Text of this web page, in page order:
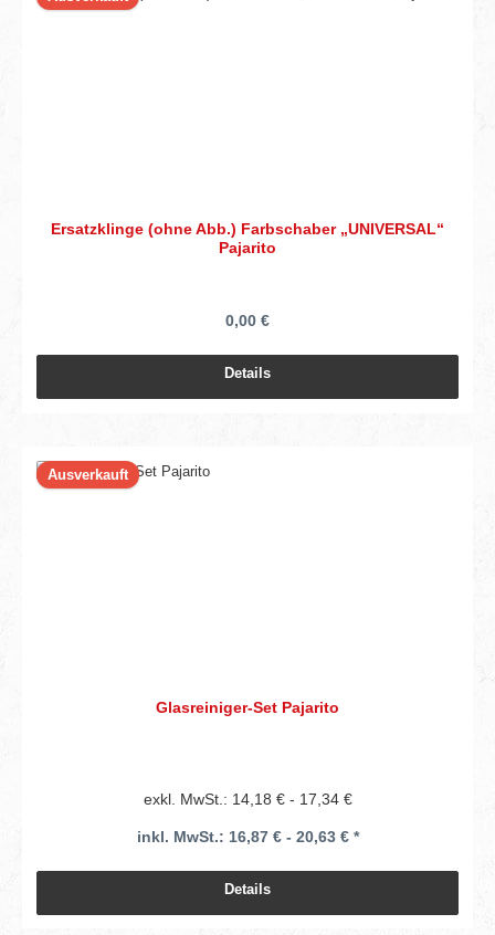
Ersatzklinge (ohne Abb.) Farbschaber „UNIVERSAL“
Pajarito
0,00 €
Details
Ausverkauft
Glasreiniger-Set Pajarito
exkl. MwSt.: 14,18 € - 17,34 €
inkl. MwSt.: 16,87 € - 20,63 € *
Details